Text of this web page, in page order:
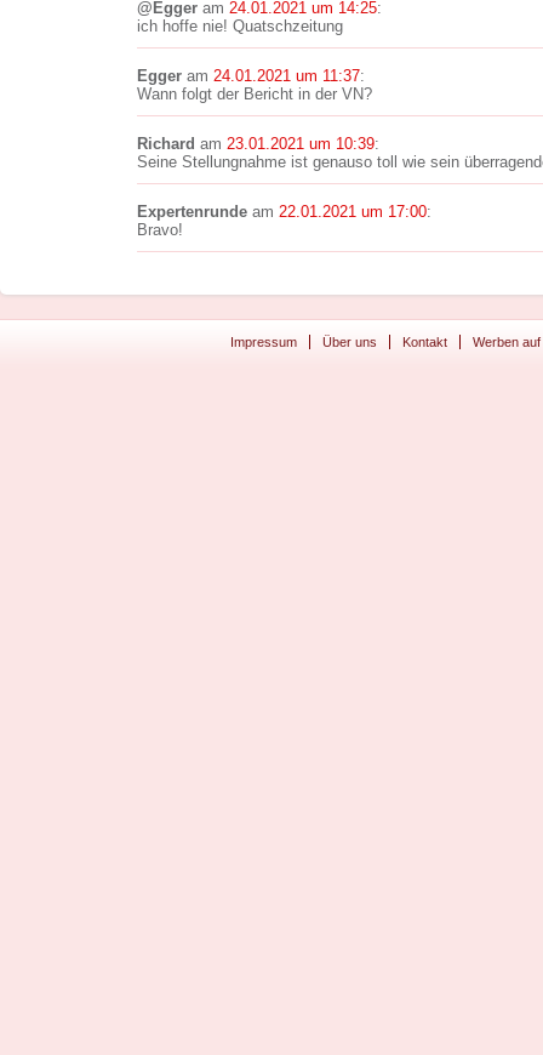
@Egger am 24.01.2021 um 14:25:
ich hoffe nie! Quatschzeitung
Egger am 24.01.2021 um 11:37:
Wann folgt der Bericht in der VN?
Richard am 23.01.2021 um 10:39:
Seine Stellungnahme ist genauso toll wie sein
Expertenrunde am 22.01.2021 um 17:00:
Bravo!
Impressum Über uns Kontakt Werben